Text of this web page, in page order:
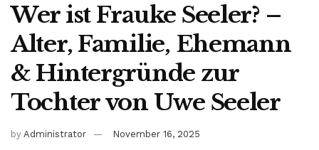
Wer ist Frauke Seeler? –
Alter, Familie, Ehemann
& Hintergründe zur
Tochter von Uwe Seeler
by Administrator November 16, 2025